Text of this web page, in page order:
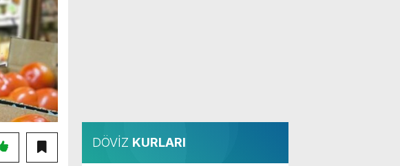
DÖVİZ KURLARI